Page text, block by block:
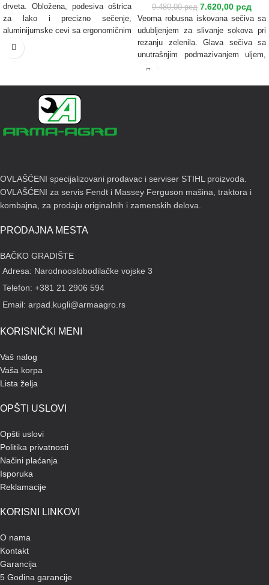
drveta. Obložena, podesiva oštrica
za lako i precizno sečenje,
aluminijumske cevi sa ergonomičnim
ručkama za udoban rad.
9.480,00рсд 7.620,00 рсд
Veoma robusna iskovana sečiva sa
udubljenjem za slivanje sokova pri
rezanju zelenila. Glava sečiva sa
unutrašnjim podmazivanjem uljem,
udubljenja na suprotnom sečivu
OVLAŠĆENI specijalizovani prodavac i serviser STIHL proizvoda.
OVLAŠĆENI za servis Fendt i Massey Ferguson mašina, traktora i
kombajna, za prodaju originalnih i zamenskih delova.
PRODAJNA MESTA
BAČKO GRADIŠTE
Adresa: Narodnooslobodilačke vojske 3
Telefon: +381 21 2906 594
Email: arpad.kugli@armaagro.rs
KORISNIČKI MENI
Vaš nalog
Vaša korpa
Lista želja
OPŠTI USLOVI
Opšti uslovi
Politika privatnosti
Načini plaćanja
Isporuka
Reklamacije
KORISNI LINKOVI
O nama
Kontakt
Garancija
5 Godina garancije